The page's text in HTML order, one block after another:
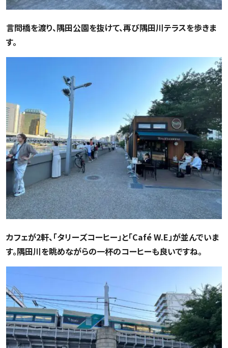
言問橋を渡り、隅田公園を抜けて、再び隅田川テラスを歩きま
す。
カフェが2軒、「タリーズコーヒー」と「Café W.E」が並んでいま
す。隅田川を眺めながらの一杯のコーヒーも良いですね。